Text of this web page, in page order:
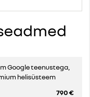
Google teenustega,
helisüsteem
790 €